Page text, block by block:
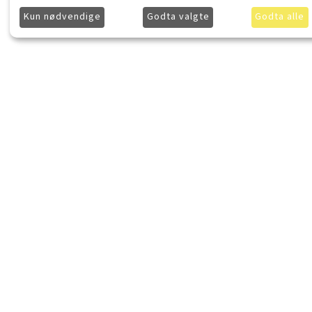
Kun nødvendige Godta valgte Godta alle